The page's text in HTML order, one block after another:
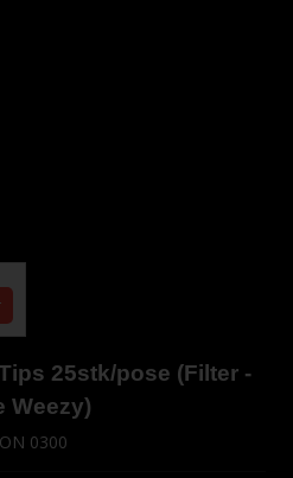
25stk/pose (Filter -
Weezy)
0300